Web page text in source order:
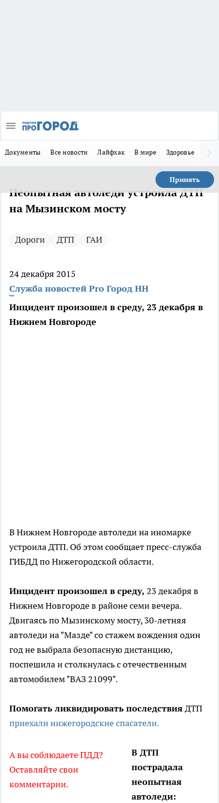
Документы Все новости Лайфхак В мире Здоровье
Принять
Неопытная автоледи устроила ДТП
на Мызинском мосту
Дороги ДТП ГАИ
24 декабря 2015
Служба новостей Pro Город НН
Инцидент произошел в среду, 23 декабря в
Нижнем Новгороде
В Нижнем Новгороде автоледи на иномарке
устроила ДТП. Об этом сообщает пресс-служба
ГИБДД по Нижегородской области.
Инцидент произошел в среду, 23 декабря в
Нижнем Новгороде в районе семи вечера.
Двигаясь по Мызинскому мосту, 30-летняя
автоледи на "Мазде" со стажем вождения один
год не выбрала безопасную дистанцию,
поспешила и столкнулась с отечественным
автомобилем "ВАЗ 21099".
Помогать ликвидировать последствия ДТП
приехали нижегородские спасатели.
А вы соблюдаете ПДД?
Оставляйте свои
комментарии.
В ДТП
пострадала
неопытная
автоледи: